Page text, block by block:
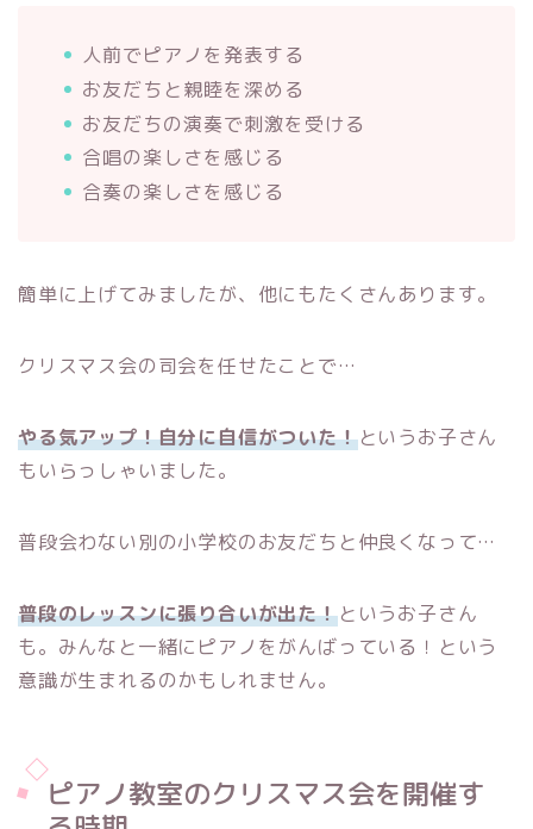
人前でピアノを発表する
お友だちと親睦を深める
お友だちの演奏で刺激を受ける
合唱の楽しさを感じる
合奏の楽しさを感じる
簡単に上げてみましたが、他にもたくさんあります。
クリスマス会の司会を任せたことで…
やる気アップ！自分に自信がついた！というお子さん
もいらっしゃいました。
普段会わない別の小学校のお友だちと仲良くなって…
普段のレッスンに張り合いが出た！というお子さん
も。みんなと一緒にピアノをがんばっている！という
意識が生まれるのかもしれません。
ピアノ教室のクリスマス会を開催す